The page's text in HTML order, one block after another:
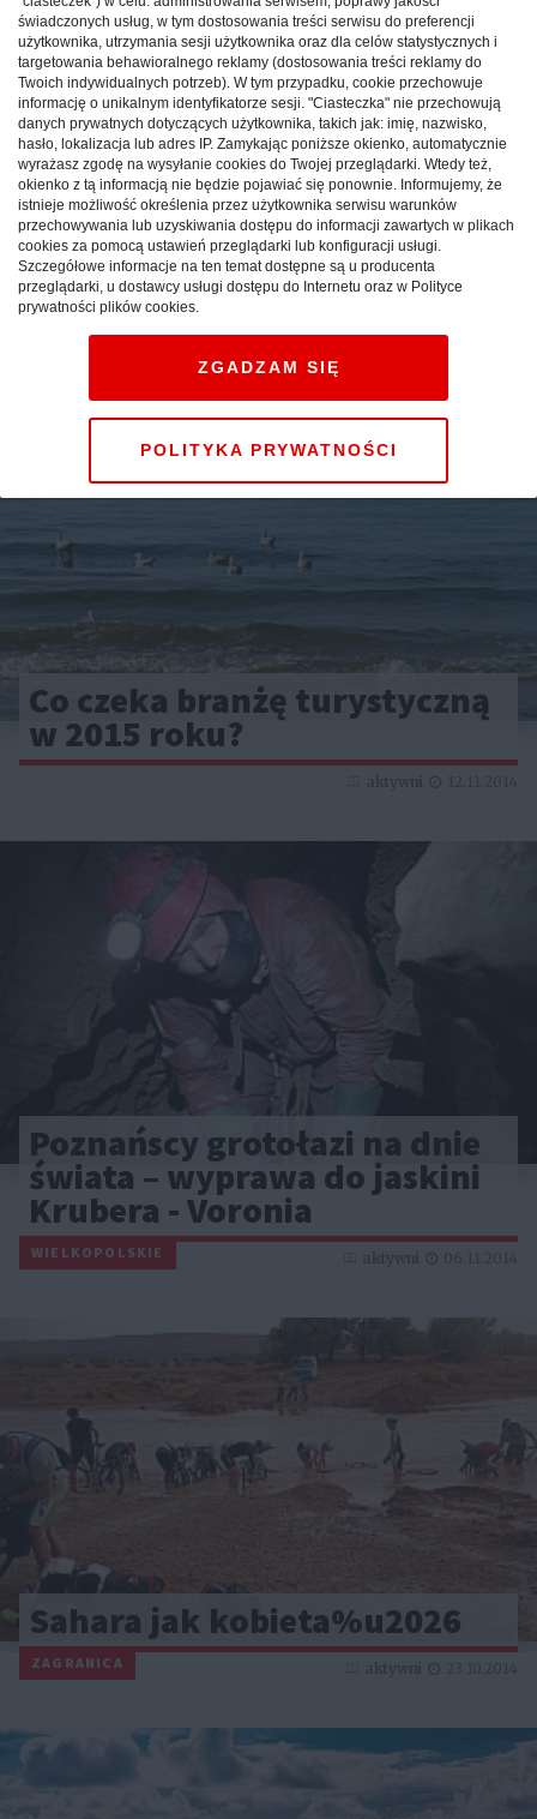
Planuj, praktykuj, poznawaj,
baw się - startuje serwis
geoturystyczny
Wycieczkownik.pl
CAŁA POLSKA aktywni 26.02.2015
Co czeka branżę turystyczną
w 2015 roku?
Poznańscy grotołazi na dnie
świata – wyprawa do jaskini
Krubera - Voronia
WIELKOPOLSKIE
Sahara jak kobieta%u2026
ZAGRANICA
świadczonych usług, w tym dostosowania treści serwisu do preferencji
użytkownika, utrzymania sesji użytkownika oraz dla celów statystycznych i
targetowania behawioralnego reklamy (dostosowania treści reklamy do
Twoich indywidualnych potrzeb). W tym przypadku, cookie przechowuje
informację o unikalnym identyfikatorze sesji. "Ciasteczka" nie przechowują
danych prywatnych dotyczących użytkownika, takich jak: imię, nazwisko,
hasło, lokalizacja lub adres IP. Zamykając poniższe okienko, automatycznie
wyrażasz zgodę na wysyłanie cookies do Twojej przeglądarki. Wtedy też,
okienko z tą informacją nie będzie pojawiać się ponownie. Informujemy, że
istnieje możliwość określenia przez użytkownika serwisu warunków
przechowywania lub uzyskiwania dostępu do informacji zawartych w plikach
cookies za pomocą ustawień przeglądarki lub konfiguracji usługi.
Szczegółowe informacje na ten temat dostępne są u producenta
przeglądarki, u dostawcy usługi dostępu do Internetu oraz w Polityce
prywatności plików cookies.
POLITYKA PRYWATNOŚCI
ZGADZAM SIĘ